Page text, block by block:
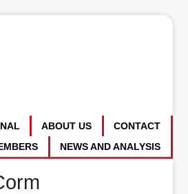
CONTACT
ABOUT US
NEWS AND ANALYSIS